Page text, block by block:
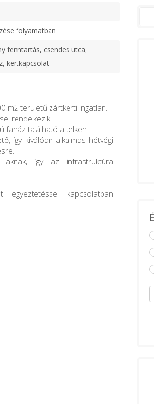
folyamatban
fenntartás, csendes utca,
kertkapcsolat
m2 területű zártkerti ingatlan.
rendelkezik.
faház található a telken.
így kiválóan alkalmas hétvégi
így az infrastruktúra
kapcsolatban